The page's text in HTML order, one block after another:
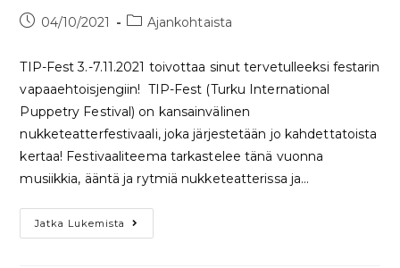
04/10/2021 Ajankohtaista
TIP-Fest 3.-7.11.2021 toivottaa sinut tervetulleeksi festarin
vapaaehtoisjengiin! TIP-Fest (Turku International
Puppetry Festival) on kansainvälinen
nukketeatterfestivaali, joka järjestetään jo kahdettatoista
kertaa! Festivaaliteema tarkastelee tänä vuonna
musiikkia, ääntä ja rytmiä nukketeatterissa ja…
Jatka Lukemista